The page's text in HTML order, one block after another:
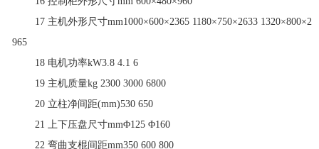
17 主机外形尺寸mm1000×600×2365 1180×750×2633 1320×800×2
965
18 电机功率kW3.8 4.1 6
19 主机质量kg 2300 3000 6800
20 立柱净间距(mm)530 650
21
上下压盘尺寸mmΦ125 Φ160
22 弯曲支棍间距mm350 600 800